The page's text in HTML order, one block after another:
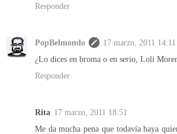
Responder
PopBelmondo
17 marzo, 2011 14:11
¿Lo dices en broma o en serio, Loli
Responder
Rita 17 marzo, 2011 18:51
Me da mucha pena que todavía haya